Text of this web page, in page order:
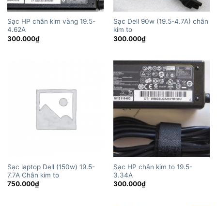
Sạc HP chân kim vàng 19.5-
4.62A
300.000₫
Sạc Dell 90w (19.5-4.7A) chân
kim to
300.000₫
Sạc laptop Dell (150w) 19.5-
7.7A Chân kim to
750.000₫
Sạc HP chân kim to 19.5-
3.34A
300.000₫